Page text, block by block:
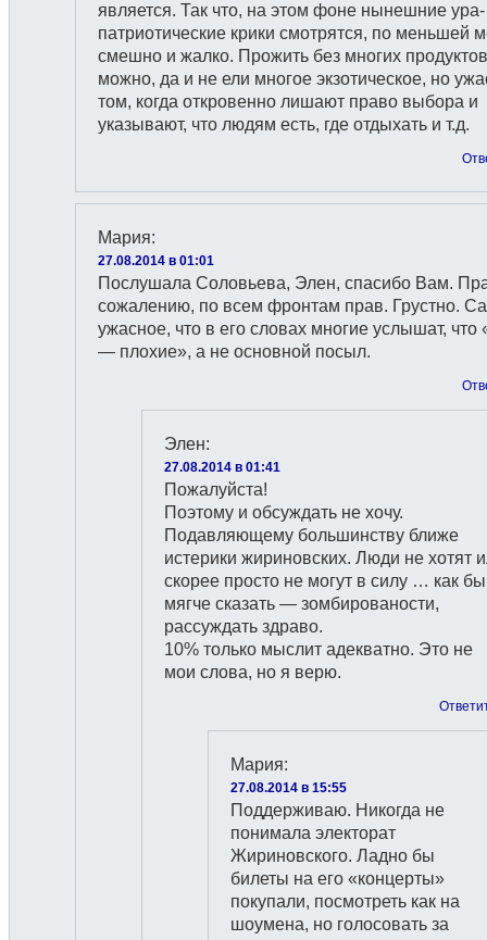
является. Так что, на этом фоне нынешние ура-
патриотические крики смотрятся, по меньшей
смешно и жалко. Прожить без многих продуктов
можно, да и не ели многое экзотическое, но
том, когда откровенно лишают право выбора и
указывают, что людям есть, где отдыхать и т.д.
Мария:
27.08.2014 в 01:01
Послушала Соловьева, Элен, спасибо Вам.
сожалению, по всем фронтам прав. Грустно.
ужасное, что в его словах многие услышат, что
— плохие», а не основной посыл.
Элен:
27.08.2014 в 01:41
Пожалуйста!
Поэтому и обсуждать не хочу.
Подавляющему большинству ближе
истерики жириновских. Люди не хотят
скорее просто не могут в силу … как бы
мягче сказать — зомбированости,
рассуждать здраво.
10% только мыслит адекватно. Это не
мои слова, но я верю.
Мария:
27.08.2014 в 15:55
Поддерживаю. Никогда не
понимала электорат
Жириновского. Ладно бы
билеты на его «концерты»
покупали, посмотреть как на
шоумена, но голосовать за